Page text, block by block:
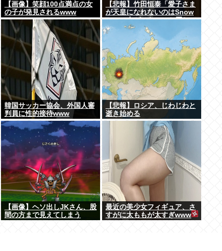
【画像】笑顔100点満点の女
の子が発見されるwww
【悲報】竹田恒泰「愛子さま
が天皇になれないのはSnow
Manに女がいないのと同じ」
X民「養子案はSnow Manに
竹田恒泰が入るようなもの」
韓国サッカー協会、外国人審
判員に性的接待www
【悲報】ロシア、じわじわと
逝き始める
【画像】ヘソ出しJKさん、股
間の方まで見えてしまう
最近の美少女フィギュア、さ
すがに太ももが太すぎwww